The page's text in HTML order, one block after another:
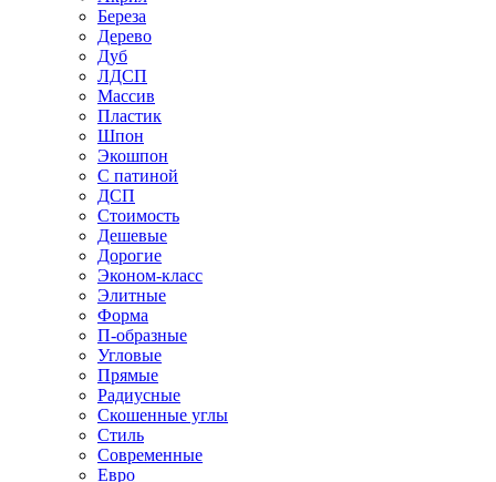
Береза
Дерево
Дуб
ЛДСП
Массив
Пластик
Шпон
Экошпон
С патиной
ДСП
Стоимость
Дешевые
Дорогие
Эконом-класс
Элитные
Форма
П-образные
Угловые
Прямые
Радиусные
Скошенные углы
Стиль
Современные
Евро